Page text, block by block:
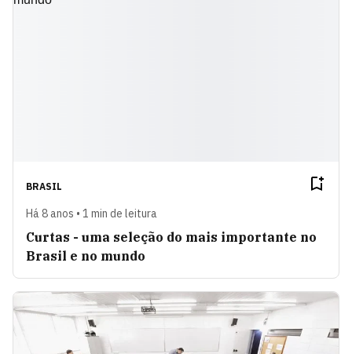
BRASIL
Há 8 anos • 1 min de leitura
Curtas - uma seleção do mais importante no
Brasil e no mundo